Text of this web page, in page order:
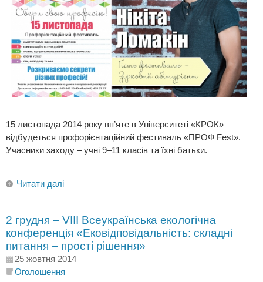
15 листопада 2014 року вп’яте в Університеті «КРОК»
відбудеться профорієнтаційний фестиваль «ПРОФ Fest».
Учасники заходу – учні 9–11 класів та їхні батьки.
Читати далі
2 грудня – VІII Всеукраїнська екологічна
конференція «Ековідповідальність: складні
питання – прості рішення»
25 жовтня 2014
Оголошення